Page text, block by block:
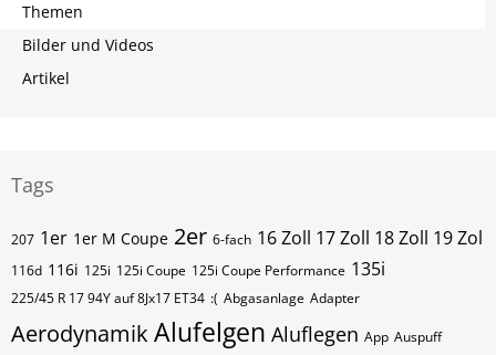
Themen
Bilder und Videos
Artikel
Tags
207 1er 1er M Coupe 2er 6-fach 16 Zoll 17 Zoll 18 Zoll 19 Zol
116d 116i 125i 125i Coupe 125i Coupe Performance 135i
225/45 R 17 94Y auf 8Jx17 ET34 :( Abgasanlage Adapter
Aerodynamik Alufelgen Aluflegen App Auspuff